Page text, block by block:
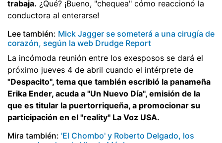
trabaja. ¿Qué? ¡Bueno, "chequea" cómo reaccionó la
conductora al enterarse!
Lee también: Mick Jagger se someterá a una cirugía de
corazón, según la web Drudge Report
La incómoda reunión entre los exesposos se dará el
próximo jueves 4 de abril cuando el intérprete de
"Despacito", tema que también escribió la panameña
Erika Ender, acuda a "Un Nuevo Día", emisión de la
que es titular la puertorriqueña, a promocionar su
participación en el "reality" La Voz USA.
Mira también: 'El Chombo' y Roberto Delgado, los